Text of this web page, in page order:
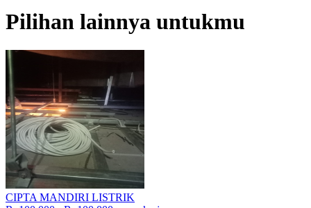
Pilihan lainnya untukmu
CIPTA MANDIRI LISTRIK